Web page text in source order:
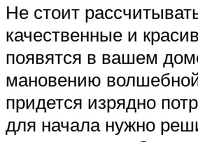
Не стоит
качественные и
появятся в вашем
мановению
придется изрядно
для начала нужно